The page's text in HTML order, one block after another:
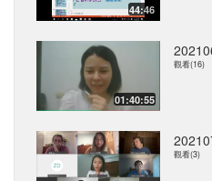
44:46
01:40:55
觀看(16)
觀看(3)